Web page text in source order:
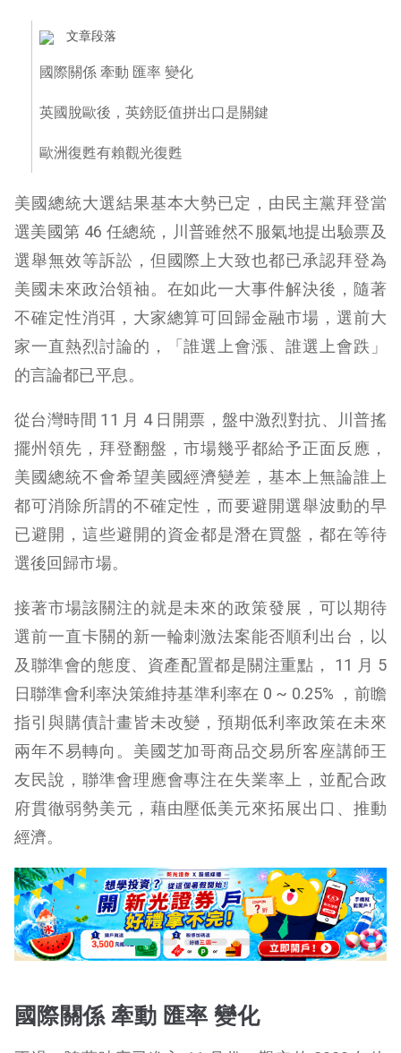
文章段落
國際關係 牽動 匯率 變化
英國脫歐後，英鎊貶值拼出口是關鍵
歐洲復甦有賴觀光復甦
美國總統大選結果基本大勢已定，由民主黨拜登當
選美國第 46 任總統，川普雖然不服氣地提出驗票及
選舉無效等訴訟，但國際上大致也都已承認拜登為
美國未來政治領袖。在如此一大事件解決後，隨著
不確定性消弭，大家總算可回歸金融市場，選前大
家一直熱烈討論的，「誰選上會漲、誰選上會跌」
的言論都已平息。
從台灣時間 11 月 4 日開票，盤中激烈對抗、川普搖
擺州領先，拜登翻盤，市場幾乎都給予正面反應，
美國總統不會希望美國經濟變差，基本上無論誰上
都可消除所謂的不確定性，而要避開選舉波動的早
已避開，這些避開的資金都是潛在買盤，都在等待
選後回歸市場。
接著市場該關注的就是未來的政策發展，可以期待
選前一直卡關的新一輪刺激法案能否順利出台，以
及聯準會的態度、資產配置都是關注重點， 11 月 5
日聯準會利率決策維持基準利率在 0 ~ 0.25% ，前瞻
指引與購債計畫皆未改變，預期低利率政策在未來
兩年不易轉向。美國芝加哥商品交易所客座講師王
友民說，聯準會理應會專注在失業率上，並配合政
府貫徹弱勢美元，藉由壓低美元來拓展出口、推動
經濟。
國際關係 牽動 匯率 變化